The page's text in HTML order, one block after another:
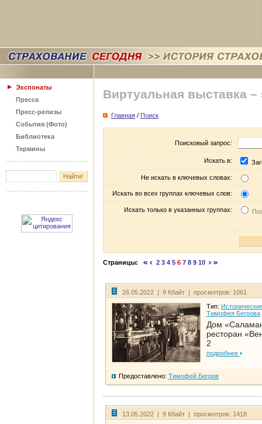
Экспонаты
Пресса
Пресс-релизы
События (Фото)
Библиотека
Термины
Виртуальная выставка –
Главная / Поиск
Поисковый запрос:
Искать в:
Не искать в ключевых словах:
Искать во всех группах ключевых слов:
Искать только в указанных группах:
Страницы: 2 3 4 5 6 7 8 9 10
26.05.2022 | 9 Кбайт | просмотров: 1061
Тип:
Тимофея Бегрова
Дом
ресторан
2
подробнее
Предоставлено: Тимофей Бегров
13.05.2022 | 9 Кбайт | просмотров: 1418